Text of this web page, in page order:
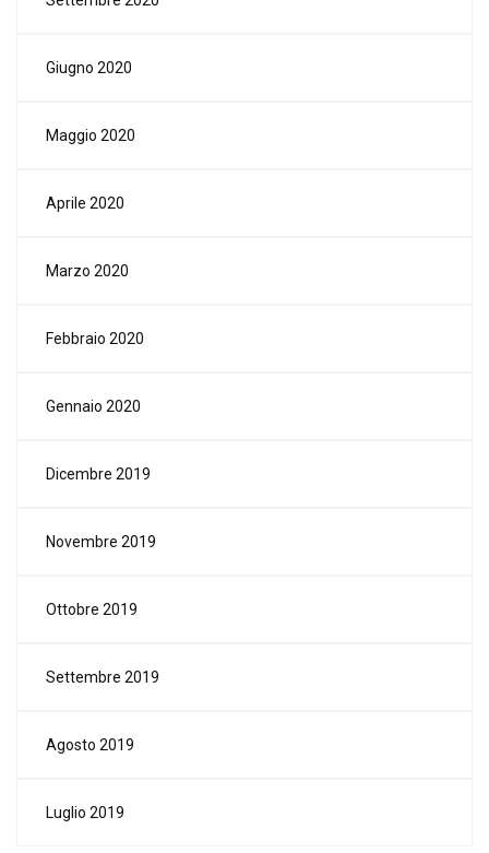
Giugno 2020
Maggio 2020
Aprile 2020
Marzo 2020
Febbraio 2020
Gennaio 2020
Dicembre 2019
Novembre 2019
Ottobre 2019
Settembre 2019
Agosto 2019
Luglio 2019